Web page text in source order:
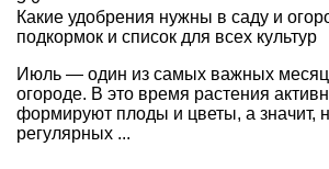
Какие удобрения нужны в саду и
подкормок и список для всех культур
Июль — один из самых важных
огороде. В это время растения
формируют плоды и цветы, а значит,
регулярных ...